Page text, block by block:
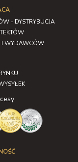
- DYSTRYBUCJA
I WYDAWCÓW